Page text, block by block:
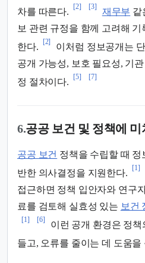
차를 따른다.
[2] [3]
재무부 같
보 관련 규정을 함께 고려해
한다.
[2]
이처럼 정보공개는
공개 가능성, 보호 필요성, 기
정 절차이다.
[5] [7]
6.공공 보건 및 정책에 미
공공 보건 정책을 수립할 때 정
반한 의사결정을 지원한다.
[1]
접근하면 정책 입안자와 연구
료를 검토해 실효성 있는 보건
[1] [6]
이런 공개 환경은 정
들고, 오류를 줄이는 데 도움을